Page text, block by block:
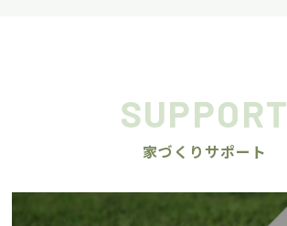
SUPPORT
家づくりサポート